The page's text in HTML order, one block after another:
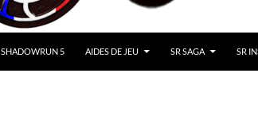
SHADOWRUN 5 AIDES DE JEU SR SAGA SR